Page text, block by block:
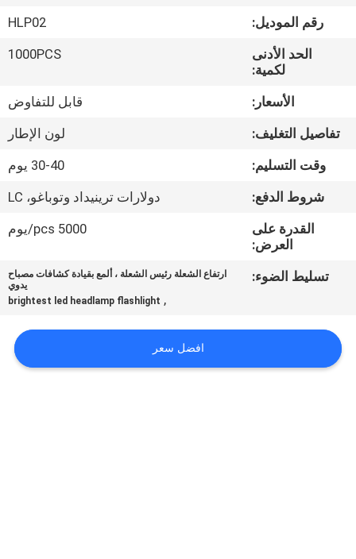
المصنع
مراقبة
الجودة
اتصل
خريطة
رقم الموديل:
HLP02
الحد الأدنى
لكمية:
1000PCS
الأسعار:
قابل للتفاوض
تفاصيل التغليف:
لون الإطار
وقت التسليم:
30-40 يوم
شروط الدفع:
دولارات ترينيداد وتوباغو، LC
القدرة على
العرض:
5000 pcs/يوم
تسليط الضوء:
ارتفاع الشعلة رئيس الشعلة ، ألمع بقيادة كشافات مصباح
يدوي
,
brightest led headlamp flashlight
افضل سعر